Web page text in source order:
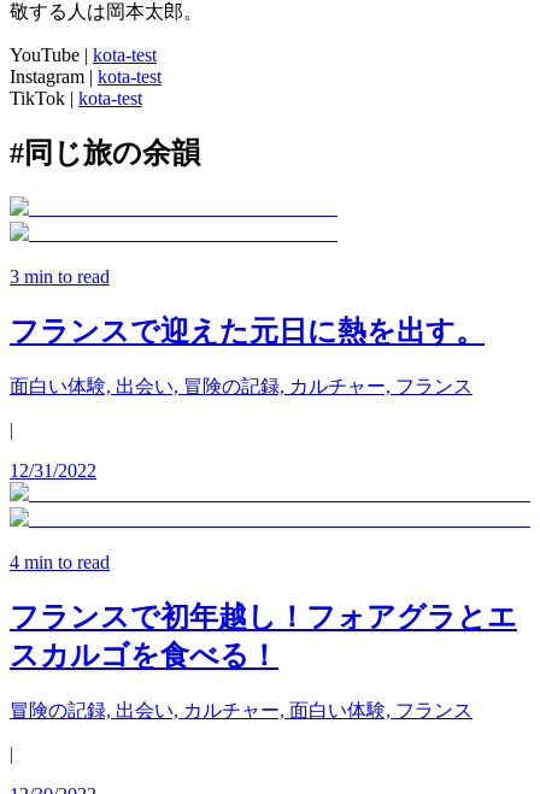
敬する人は岡本太郎。
YouTube
kota-test
Instagram
kota-test
TikTok
kota-test
#同じ旅の余韻
3 min to read
フランスで迎えた元日に熱を出す。
面白い体験, 出会い, 冒険の記録, カルチャー, フランス
|
12/31/2022
4 min to read
フランスで初年越し！フォアグラとエ
スカルゴを食べる！
冒険の記録, 出会い, カルチャー, 面白い体験, フランス
|